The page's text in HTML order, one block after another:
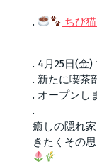
. ちび
. 4月25日(金)
. 新たに喫茶
. オープンし
.
癒しの隠れ
きたくその